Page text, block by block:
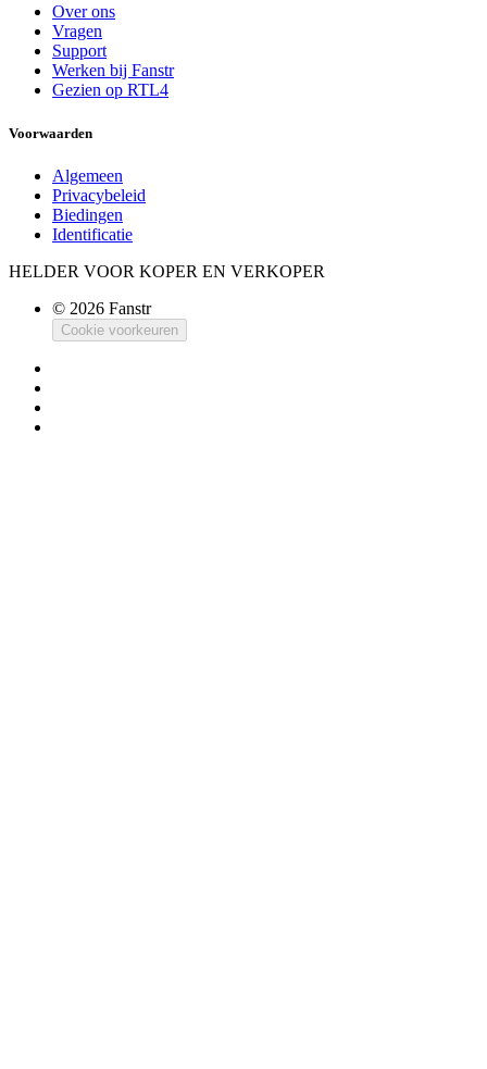
Over ons
Vragen
Support
Werken bij Fanstr
Gezien op RTL4
Voorwaarden
Algemeen
Privacybeleid
Biedingen
Identificatie
HELDER VOOR KOPER EN VERKOPER
© 2026 Fanstr
Cookie voorkeuren